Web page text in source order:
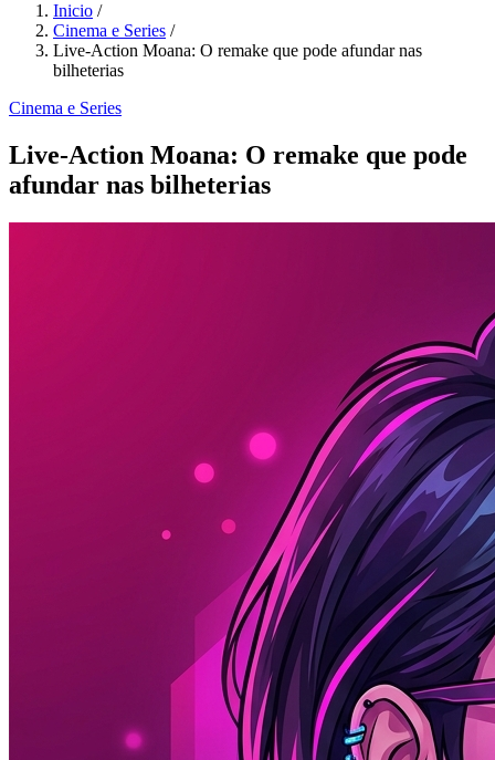
Inicio /
Cinema e Series /
Live-Action Moana: O remake que pode afundar nas
bilheterias
Cinema e Series
Live-Action Moana: O remake que pode
afundar nas bilheterias